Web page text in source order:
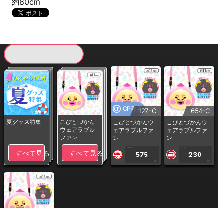
約80cm
夏グッズ特集
すべて見る
こびとづかん
ウェアラブル
ファン
すべて見る
CP専用127-C
こびとづかんウ
ェアラブルファ
ン
1PLAY
575
CP
654-C
こびとづかんウ
ェアラブルファ
ン
1PLAY
230
CP